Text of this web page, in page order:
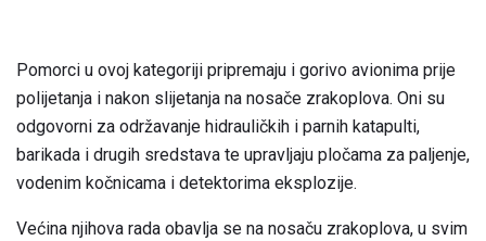
Pomorci u ovoj kategoriji pripremaju i gorivo avionima prije
polijetanja i nakon slijetanja na nosače zrakoplova. Oni su
odgovorni za održavanje hidrauličkih i parnih katapulti,
barikada i drugih sredstava te upravljaju pločama za paljenje,
vodenim kočnicama i detektorima eksplozije.
Većina njihova rada obavlja se na nosaču zrakoplova, u svim